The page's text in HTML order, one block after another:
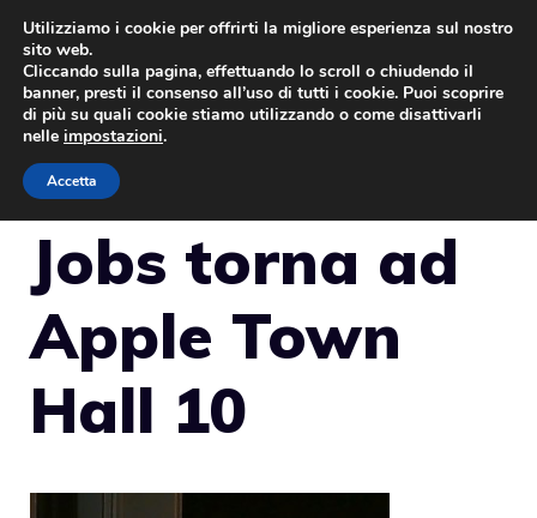
Vai
contenuto
Jobs torna ad
Apple Town
Hall 10
Utilizziamo i cookie per offrirti la migliore esperienza sul nostro
sito web.
Cliccando sulla pagina, effettuando lo scroll o chiudendo il
banner, presti il consenso all’uso di tutti i cookie. Puoi scoprire
di più su quali cookie stiamo utilizzando o come disattivarli
nelle impostazioni.
Accetta